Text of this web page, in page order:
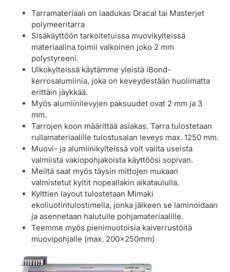
Tarramateriaali on laadukas Oracal tai Masterjet
polymeeritarra
Sisäkäyttöön tarkoitetuissa muovikylteissä
materiaalina toimii valkoinen joko 2 mm
polystyreeni.
Ulkokylteissä käytämme yleistä iBond-
kerrosalumiinia, joka on keveydestään huolimatta
erittäin jäykkää.
Myös alumiinilevyjen paksuudet ovat 2 mm ja 3
mm.
Tarrojen koon määrittää asiakas. Tarra tulostetaan
rullamateriaalille tulostusalan leveys max. 1250 mm.
Muovi- ja alumiinikylteissä voit valita useista
valmiista vakiopohjakoista käyttöösi sopivan.
Meiltä saat myös täysin mittojen mukaan
valmistetut kyltit nopeallakin aikataululla.
Kylttien layout tulostetaan Mimaki
ekoliuotintulostimella, jonka jälkeen se laminoidaan
ja asennetaan halutulle pohjamateriaalille.
Teemme myös pienimuotoisia kaiverrustöitä
muovipohjalle (max. 200x250mm)